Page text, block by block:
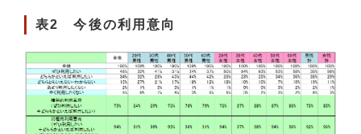
表2 今後の利用意向